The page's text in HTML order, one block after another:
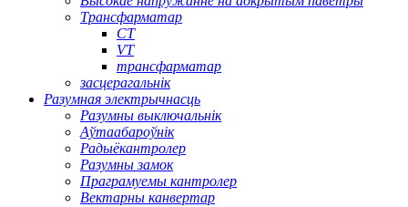
Трансфарматар
CT
VT
трансфарматар
засцерагальнік
Разумная электрычнасць
Разумны выключальнік
Аўтаабароўнік
Радыёкантролер
Разумны замок
Праграмуемы кантролер
Вектарны канвертар